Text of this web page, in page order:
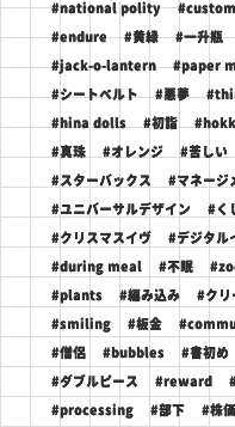
#national polity
#endure #黄緑 #一升瓶
#jack-o-lantern #paper
#シートベルト #悪夢
#hina dolls #初詣
#真珠 #オレンジ #苦しい
#スターバックス #マネージ
#ユニバーサルデザイン #く
#クリスマスイヴ #デジタル
#during meal #不眠
#plants #編み込み #クリ
#smiling #板金
#僧侶 #bubbles #書初め
#ダブルピース #reward
#processing #部下 #株価